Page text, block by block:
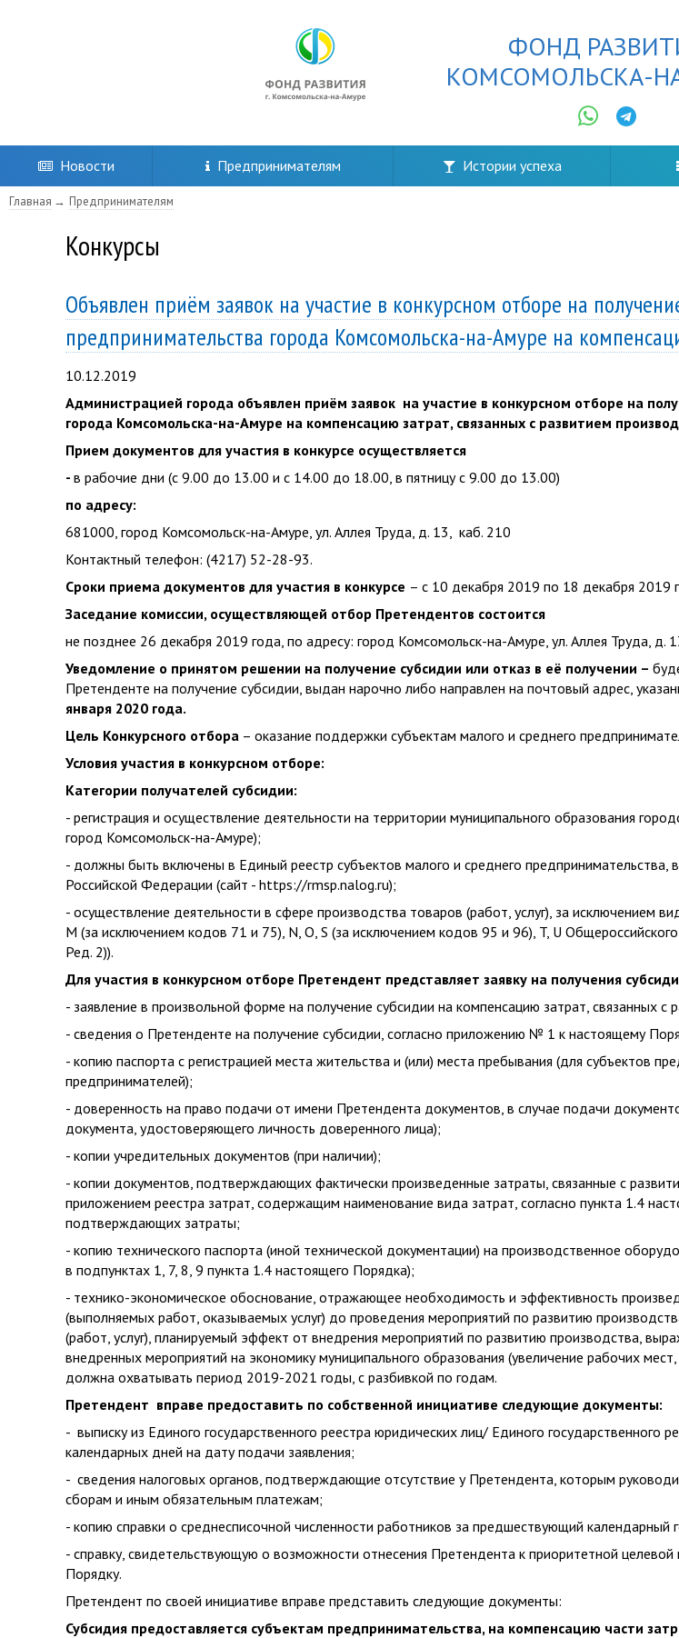
ФОНД
КОМСОМОЛЬСКА-
Новости Предпринимателям Истории успеха
Главная Предпринимателям
Конкурсы
Объявлен приём заявок на участие в конкурсном отборе на
предпринимательства города Комсомольска-на-Амуре на
10.12.2019
Администрацией города объявлен приём заявок на участие в конкурсном отборе на
города Комсомольска-на-Амуре на компенсацию затрат, связанных с развитием
Прием документов для участия в конкурсе осуществляется
- в рабочие дни (с 9.00 до 13.00 и с 14.00 до 18.00, в пятницу с 9.00 до 13.00)
по адресу:
681000, город Комсомольск-на-Амуре, ул. Аллея Труда, д. 13, каб. 210
Контактный телефон: (4217) 52-28-93.
Сроки приема документов для участия в конкурсе – с 10 декабря 2019 по 18 декабря 2019
Заседание комиссии, осуществляющей отбор Претендентов состоится
не позднее 26 декабря 2019 года, по адресу: город Комсомольск-на-Амуре, ул. Аллея Труда, д.
Уведомление о принятом решении на получение субсидии или отказ в её получении –
Претенденте на получение субсидии, выдан нарочно либо направлен на почтовый адрес,
января 2020 года.
Цель Конкурсного отбора – оказание поддержки субъектам малого и среднего
Условия участия в конкурсном отборе:
Категории получателей субсидии:
- регистрация и осуществление деятельности на территории муниципального образования
город Комсомольск-на-Амуре);
- должны быть включены в Единый реестр субъектов малого и среднего
Российской Федерации (сайт - https://rmsp.nalog.ru);
- осуществление деятельности в сфере производства товаров (работ, услуг), за исключением
M (за исключением кодов 71 и 75), N, O, S (за исключением кодов 95 и 96), T, U
Ред. 2)).
Для участия в конкурсном отборе Претендент представляет заявку на получения
- заявление в произвольной форме на получение субсидии на компенсацию затрат, связанных
- сведения о Претенденте на получение субсидии, согласно приложению № 1 к настоящему
- копию паспорта с регистрацией места жительства и (или) места пребывания (для субъектов
предпринимателей);
- доверенность на право подачи от имени Претендента документов, в случае подачи
документа, удостоверяющего личность доверенного лица);
- копии учредительных документов (при наличии);
- копии документов, подтверждающих фактически произведенные затраты, связанные с
приложением реестра затрат, содержащим наименование вида затрат, согласно пункта 1.4
подтверждающих затраты;
- копию технического паспорта (иной технической документации) на производственное
в подпунктах 1, 7, 8, 9 пункта 1.4 настоящего Порядка);
- технико-экономическое обоснование, отражающее необходимость и эффективность
(выполняемых работ, оказываемых услуг) до проведения мероприятий по развитию
(работ, услуг), планируемый эффект от внедрения мероприятий по развитию производства,
внедренных мероприятий на экономику муниципального образования (увеличение рабочих
должна охватывать период 2019-2021 годы, с разбивкой по годам.
Претендент вправе предоставить по собственной инициативе следующие документы:
- выписку из Единого государственного реестра юридических лиц/ Единого
календарных дней на дату подачи заявления;
- сведения налоговых органов, подтверждающие отсутствие у Претендента, которым
сборам и иным обязательным платежам;
- копию справки о среднесписочной численности работников за предшествующий календарный
- справку, свидетельствующую о возможности отнесения Претендента к приоритетной
Порядку.
Претендент по своей инициативе вправе представить следующие документы:
Субсидия предоставляется субъектам предпринимательства, на компенсацию части